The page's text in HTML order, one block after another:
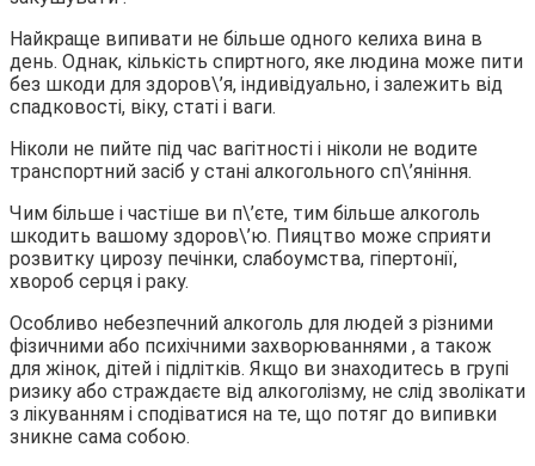
Найкраще випивати не більше одного келиха вина в
день. Однак, кількість спиртного, яке людина може пити
без шкоди для здоров\’я, індивідуально, і залежить від
спадковості, віку, статі і ваги.
Ніколи не пийте під час вагітності і ніколи не водите
транспортний засіб у стані алкогольного сп\’яніння.
Чим більше і частіше ви п\’єте, тим більше алкоголь
шкодить вашому здоров\’ю. Пияцтво може сприяти
розвитку цирозу печінки, слабоумства, гіпертонії,
хвороб серця і раку.
Особливо небезпечний алкоголь для людей з різними
фізичними або психічними захворюваннями , а також
для жінок, дітей і підлітків. Якщо ви знаходитесь в групі
ризику або страждаєте від алкоголізму, не слід зволікати
з лікуванням і сподіватися на те, що потяг до випивки
зникне сама собою.